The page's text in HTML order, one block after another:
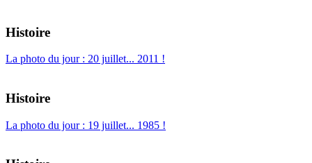
Histoire
La photo du jour : 20 juillet... 2011 !
Histoire
La photo du jour : 19 juillet... 1985 !